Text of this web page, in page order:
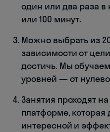
один или два раза
или 100 минут.
Можно выбрать из
зависимости от
достичь. Мы
уровней — от
Занятия проходят
платформе, которая
интересной и